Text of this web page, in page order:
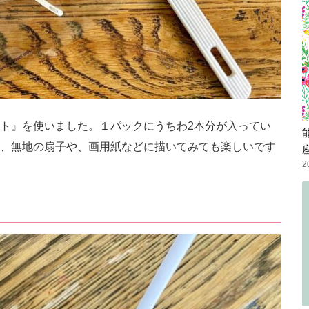
』を使いました。１パックにうちわ2本分が入ってい
無地の扇子や、画用紙などに描いてみても楽しいです